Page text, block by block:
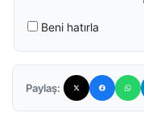
Beni hatırla
Paylaş: